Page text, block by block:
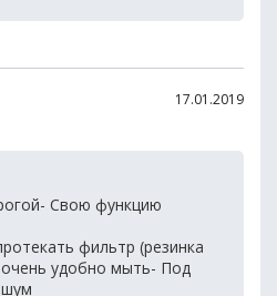
17.01.2019
Свою функцию
фильтр (резинка
удобно мыть- Под